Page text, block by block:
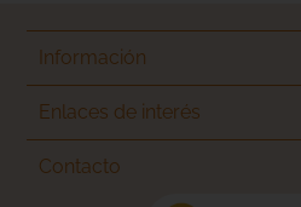
Información
Enlaces de interés
Contacto